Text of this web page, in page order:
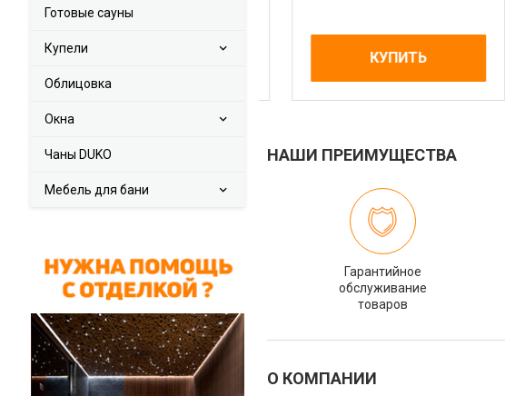
Готовые сауны
Купели
Облицовка
Окна
Чаны DUKO
Мебель для бани
КУПИТЬ
НАШИ ПРЕИМУЩЕСТВА
Гарантийное
обслуживание
товаров
О КОМПАНИИ